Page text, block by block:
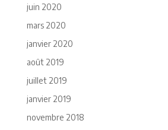
juin 2020
mars 2020
janvier 2020
août 2019
juillet 2019
janvier 2019
novembre 2018